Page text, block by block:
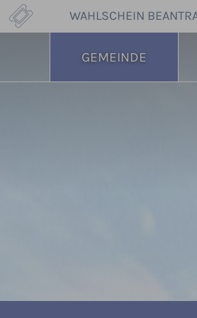
WAHLSCHEIN
GEMEINDE